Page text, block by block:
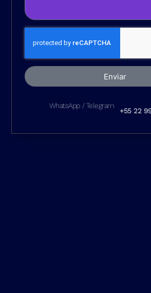
Enviar
WhatsApp / Telegram
+55 22